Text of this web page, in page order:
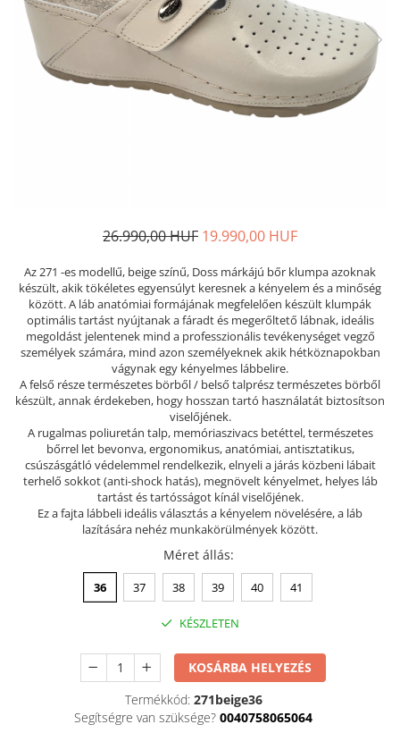
Női nyitott papucs - DOSS
Női szandál - DOSS
Férfi nyitott papucs - DOSS
Házi papucs - DOSS
PIUMETTA - gördülő talpú lábbeli
Női csukott papucs - Leon
Férfi csukott papucs - Leon
Női nyitott papucs - Leon
Női szandál - Leon
Férfi nyitott papucs
NYÁRI NŐI LÁBBELI KOLLEKCIÓ
Papucs
NYARI FÉRFI LÁBBELI KOLLEKCIÓ
GYEREK SZANDÁL ÉS PAPUCS
STERILIZÁLHATÓ KLUMPA
TÉLI GYAPJÚ PAPUCSOK - női és
KIVEHETŐ TALPBETÉTES KLUMPA
BÜTYKÖS LÁBRA VALÓ PAPUCS
MUNKAVÉDELMI TANUSÍTVÁNNYAL
rendelkező termék
26.990,00 HUF 19.990,00 HUF
Az 271 -es modellű, beige színű, Doss márkájú bőr klumpa azoknak
készült, akik tökéletes egyensúlyt keresnek a kényelem és a minőség
között. A láb anatómiai formájának megfelelően készült klumpák
optimális tartást nyújtanak a fáradt és megerőltető lábnak, ideális
megoldást jelentenek mind a professzionális tevékenységet vegző
személyek számára, mind azon személyeknek akik hétköznapokban
vágynak egy kényelmes lábbelire.
A felső része természetes börből / belső talprész természetes börből
készült, annak érdekeben, hogy hosszan tartó használatát biztosítson
viselőjének.
A rugalmas poliuretán talp, memóriaszivacs betéttel, természetes
bőrrel let bevonva, ergonomikus, anatómiai, antisztatikus,
csúszásgátló védelemmel rendelkezik, elnyeli a járás közbeni lábait
terhelő sokkot (anti-shock hatás), megnövelt kényelmet, helyes láb
tartást és tartósságot kínál viselőjének.
Ez a fajta lábbeli ideális választás a kényelem növelésére, a láb
lazítására nehéz munkakörülmények között.
Méret állás:
36 37 38 39 40 41
KÉSZLETEN
KOSÁRBA HELYEZÉS
Termékkód: 271beige36
Segítségre van szüksége? 0040758065064